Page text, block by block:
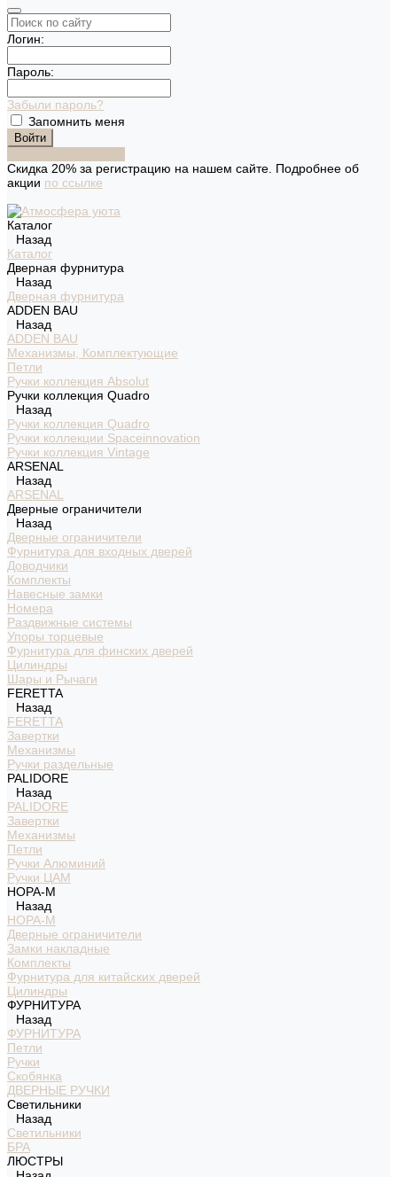
Логин:
Пароль:
Забыли пароль?
Запомнить меня
Скидка 20% за регистрацию на нашем сайте. Подробнее об
акции по ссылке
Каталог
Назад
Каталог
Дверная фурнитура
Назад
Дверная фурнитура
ADDEN BAU
Назад
ADDEN BAU
Механизмы, Комплектующие
Петли
Ручки коллекция Absolut
Ручки коллекция Quadro
Назад
Ручки коллекция Quadro
Ручки коллекции Spaceinnovation
Ручки коллекция Vintage
ARSENAL
Назад
ARSENAL
Дверные ограничители
Назад
Дверные ограничители
Фурнитура для входных дверей
Доводчики
Комплекты
Навесные замки
Номера
Раздвижные системы
Упоры торцевые
Фурнитура для финских дверей
Цилиндры
Шары и Рычаги
FERETTA
Назад
FERETTA
Завертки
Механизмы
Ручки раздельные
PALIDORE
Назад
PALIDORE
Завертки
Механизмы
Петли
Ручки Алюминий
Ручки ЦАМ
НОРА-М
Назад
НОРА-М
Дверные ограничители
Замки накладные
Комплекты
Фурнитура для китайских дверей
Цилиндры
ФУРНИТУРА
Назад
ФУРНИТУРА
Петли
Ручки
Скобянка
ДВЕРНЫЕ РУЧКИ
Светильники
Назад
Светильники
БРА
ЛЮСТРЫ